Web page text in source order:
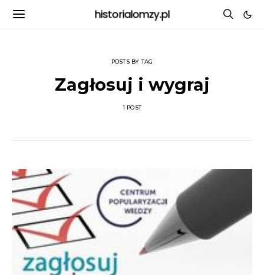
historialomzy.pl
POSTS BY TAG
Zagłosuj i wygraj
1 POST